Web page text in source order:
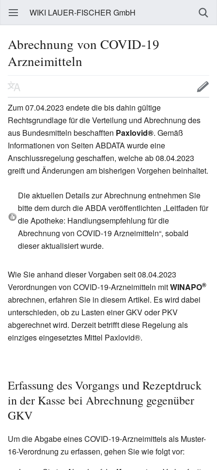
WIKI LAUER-FISCHER GmbH
Abrechnung von COVID-19
Arzneimitteln
Zum 07.04.2023 endete die bis dahin gültige
Rechtsgrundlage für die Verteilung und Abrechnung des
aus Bundesmitteln beschafften Paxlovid®. Gemäß
Informationen von Seiten ABDATA wurde eine
Anschlussregelung geschaffen, welche ab 08.04.2023
greift und Änderungen am bisherigen Vorgehen beinhaltet.
Die aktuellen Details zur Abrechnung entnehmen Sie
bitte dem durch die ABDA veröffentlichten „Leitfaden für
die Apotheke: Handlungsempfehlung für die
Abrechnung von COVID-19 Arzneimitteln“, sobald
dieser aktualisiert wurde.
Wie Sie anhand dieser Vorgaben seit 08.04.2023
Verordnungen von COVID-19-Arzneimitteln mitWINAPO®
abrechnen, erfahren Sie in diesem Artikel. Es wird dabei
unterschieden, ob zu Lasten einer GKV oder PKV
abgerechnet wird. Derzeit betrifft diese Regelung als
einziges eingesetztes Mittel Paxlovid®.
Erfassung des Vorgangs und Rezeptdruck
in der Kasse bei Abrechnung gegenüber
GKV
Um die Abgabe eines COVID-19-Arzneimittels als Muster-
16-Verordnung zu erfassen, gehen Sie wie folgt vor: